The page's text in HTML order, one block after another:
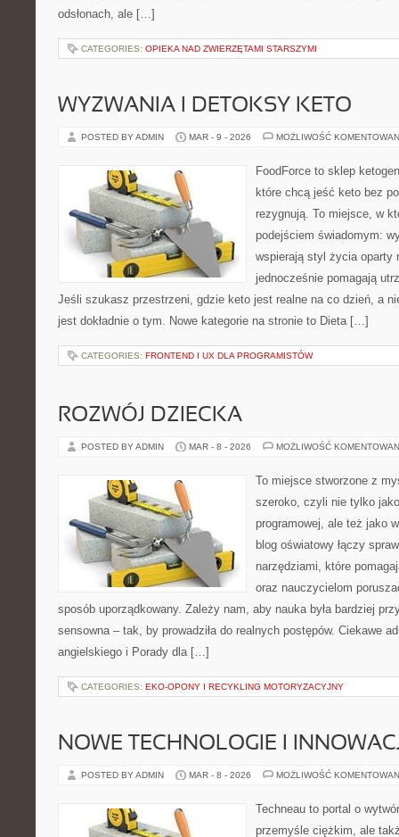
odsłonach, ale […]
CATEGORIES: OPIEKA NAD ZWIERZĘTAMI STARSZYMI
WYZWANIA I DETOKSY KETO
POSTED BY ADMIN MAR - 9 - 2026 MOŻLIWOŚĆ
FoodForce to sklep
które chcą jeść keto bez
rezygnują. To miejsce, w
podejściem świadomym:
wspierają styl życia oparty
jednocześnie pomagają
Jeśli szukasz przestrzeni, gdzie keto jest realne na co dzień, a
jest dokładnie o tym. Nowe kategorie na stronie to Dieta […]
CATEGORIES: FRONTEND I UX DLA PROGRAMISTÓW
ROZWÓJ DZIECKA
POSTED BY ADMIN MAR - 8 - 2026 MOŻLIWOŚĆ
To miejsce stworzone z
szeroko, czyli nie tylko
programowej, ale też jako
blog oświatowy łączy
narzędziami, które
oraz nauczycielom
sposób uporządkowany. Zależy nam, aby nauka była bardziej
sensowna – tak, by prowadziła do realnych postępów. Ciekawe
angielskiego i Porady dla […]
CATEGORIES: EKO-OPONY I RECYKLING MOTORYZACYJNY
NOWE TECHNOLOGIE I
POSTED BY ADMIN MAR - 8 - 2026 MOŻLIWOŚĆ
Techneau to portal o
przemyśle ciężkim, ale